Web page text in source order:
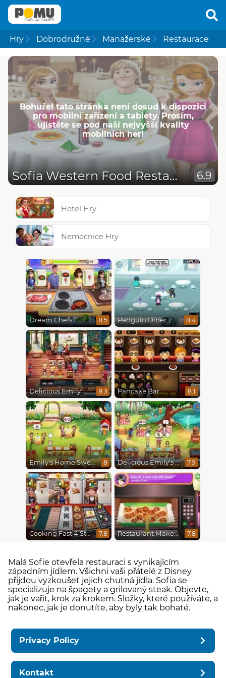
Hry Dobrodružné Manažerské Restaurace
Bohužel tato stránka není dosud k dispozici
pro mobilní zařízení a tablety. Prosím,
ujistěte se pod naší nejvyšší kvality
mobilních her!
Sofia Western Food Restaurant 6.9
Hotel Hry
Nemocnice Hry
Dream Chefs 8.5 Penguin Diner 2 8.4
Delicious Emily New Beginning 8.3 Pancake Bar 8.1
Emily's Home Sweet Home 8 Delicious Emily's Hopes And Fears 7.9
Cooking Fast 4 Steak 7.8 Restaurant Makeover 7.8
Malá Sofie otevřela restauraci s vynikajícím
západním jídlem. Všichni vaši přátelé z Disney
přijdou vyzkoušet jejich chutná jídla. Sofia se
specializuje na špagety a grilovaný steak. Objevte,
jak je vařit, krok za krokem. Složky, které používáte, a
nakonec, jak je donutíte, aby byly tak bohaté.
Privacy Policy
Kontakt